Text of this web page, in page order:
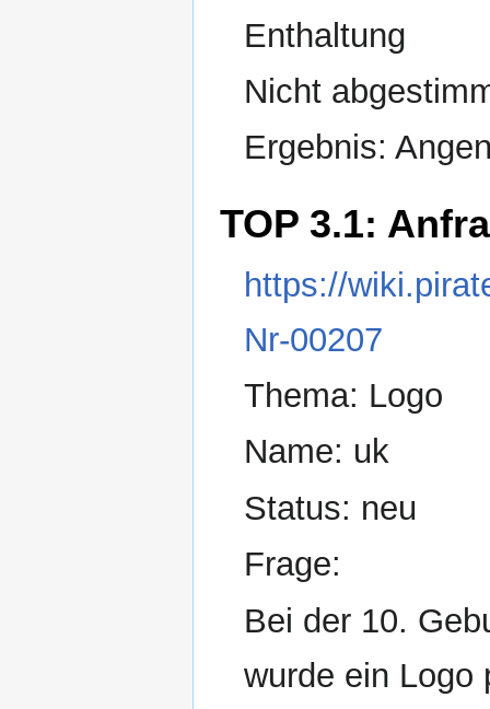
Enthaltung
Nicht
Ergebnis:
TOP 3.1:
https://
Nr-00207
Thema: Logo
Name: uk
Status: neu
Frage:
Bei der 10.
wurde ein Logo